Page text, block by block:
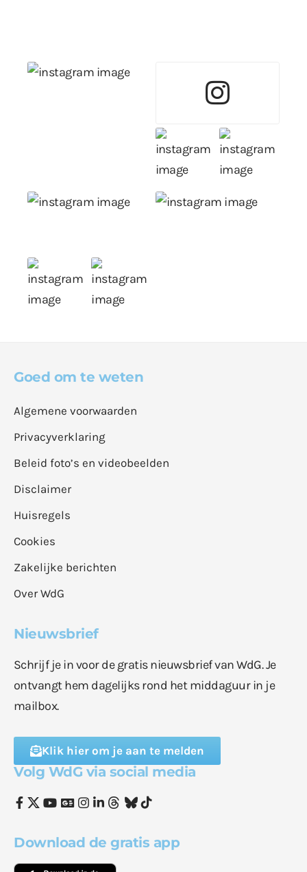
Goed om te weten
Algemene voorwaarden
Privacyverklaring
Beleid foto’s en videobeelden
Disclaimer
Huisregels
Cookies
Zakelijke berichten
Over WdG
Nieuwsbrief
Schrijf je in voor de gratis nieuwsbrief van WdG. Je
ontvangt hem dagelijks rond het middaguur in je
mailbox.
Klik hier om je aan te melden
Volg WdG via social media
Download de gratis app